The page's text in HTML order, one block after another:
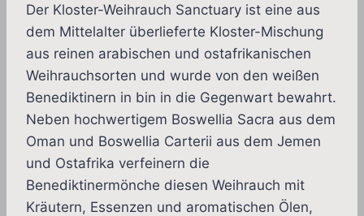
bis
58,00 €
Der Kloster-Weihrauch Sanctuary ist eine aus
dem Mittelalter überlieferte Kloster-Mischung
aus reinen arabischen und ostafrikanischen
Weihrauchsorten und wurde von den weißen
Benediktinern in bin in die Gegenwart bewahrt.
Neben hochwertigem Boswellia Sacra aus dem
Oman und Boswellia Carterii aus dem Jemen
und Ostafrika verfeinern die
Benediktinermönche diesen Weihrauch mit
Kräutern, Essenzen und aromatischen Ölen,